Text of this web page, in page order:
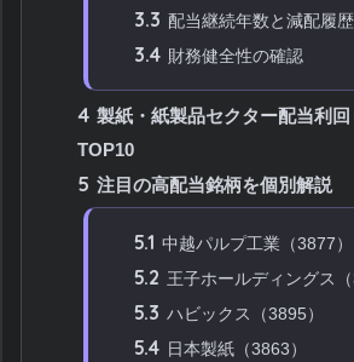
3.3 配当継続年数と減配履歴
3.4 財務健全性の確認
4 製紙・紙製品セクター配当利
TOP10
5 注目の高配当銘柄を個別解説
5.1 中越パルプ工業（3877）
5.2 王子ホールディングス（
5.3 ハビックス（3895）
5.4 日本製紙（3863）